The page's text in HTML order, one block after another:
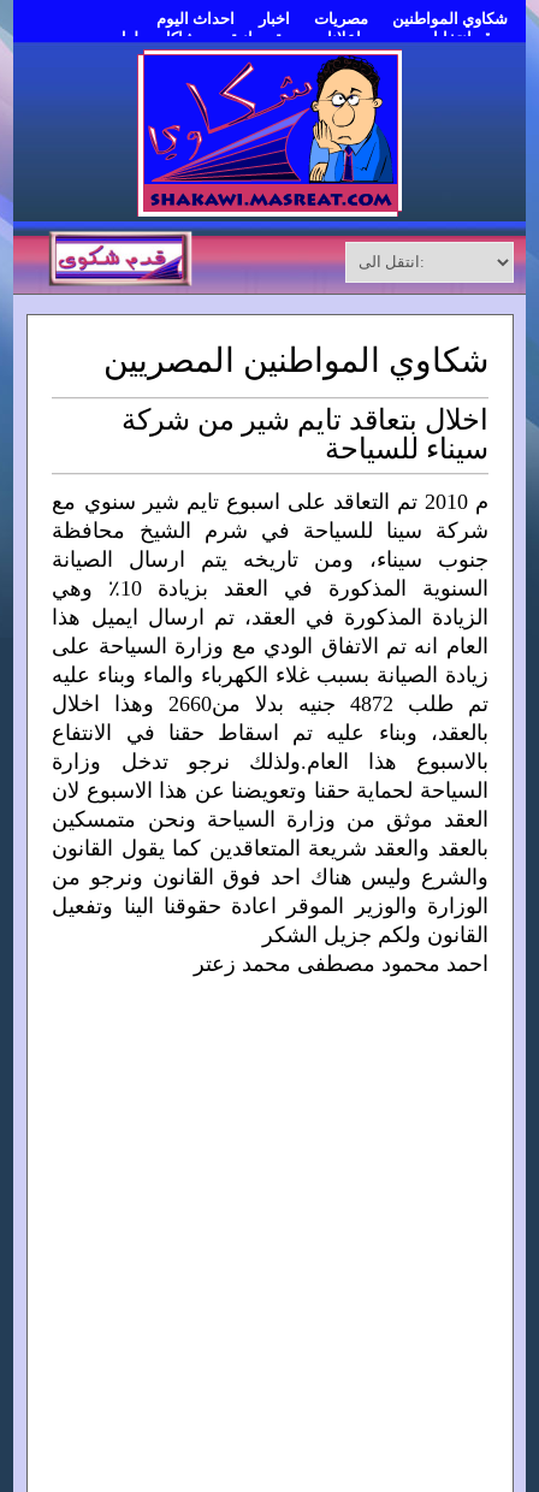
شكاوي المواطنين مصريات اخبار
احداث اليوم
موقع انتخابات مصر
اعلانات مبوبة مجانية
مشاكل وحلول
شكاوي المواطنين المصريين
اخلال بتعاقد تايم شير من شركة
سيناء للسياحة
م 2010 تم التعاقد على اسبوع تايم شير سنوي مع
شركة سينا للسياحة في شرم الشيخ محافظة
جنوب سيناء، ومن تاريخه يتم ارسال الصيانة
السنوية المذكورة في العقد بزيادة 10٪؜ وهي
الزيادة المذكورة في العقد، تم ارسال ايميل هذا
العام انه تم الاتفاق الودي مع وزارة السياحة على
زيادة الصيانة بسبب غلاء الكهرباء والماء وبناء عليه
تم طلب 4872 جنيه بدلا من2660 وهذا اخلال
بالعقد، وبناء عليه تم اسقاط حقنا في الانتفاع
بالاسبوع هذا العام.ولذلك نرجو تدخل وزارة
السياحة لحماية حقنا وتعويضنا عن هذا الاسبوع لان
العقد موثق من وزارة السياحة ونحن متمسكين
بالعقد والعقد شريعة المتعاقدين كما يقول القانون
والشرع وليس هناك احد فوق القانون ونرجو من
الوزارة والوزير الموقر اعادة حقوقنا الينا وتفعيل
القانون ولكم جزيل الشكر
احمد محمود مصطفى محمد زعتر